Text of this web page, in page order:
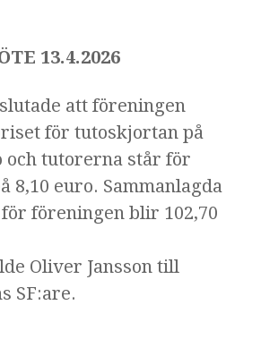
13.4.2026
att föreningen
för tutoskjortan på
och tutorerna står för
8,10 euro. Sammanlagda
föreningen blir 102,70
Oliver Jansson till
SF:are.